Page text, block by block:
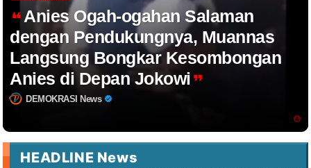
Anies Ogah-ogahan Salaman
dengan Pendukungnya, Muannas
Langsung Bongkar Kesombongan
Anies di Depan Jokowi
DEMOKRASI News
HEADLINE News